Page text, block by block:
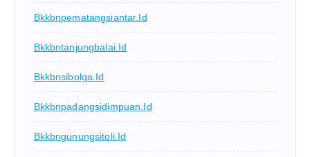
Bkkbnpematangsiantar.id
Bkkbntanjungbalai.id
Bkkbnsibolga.id
Bkkbnpadangsidimpuan.id
Bkkbngunungsitoli.id